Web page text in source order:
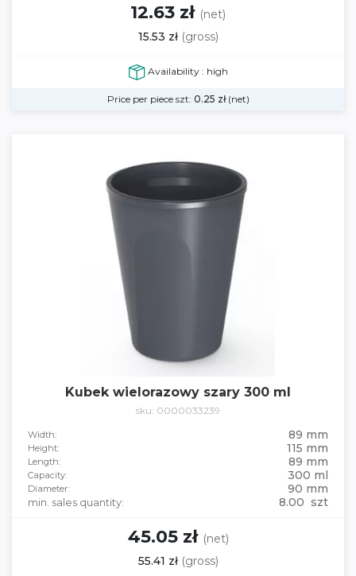
12.63 zł (net)
15.53 zł (gross)
Availability : high
Price per piece szt: 0.25 zł(net)
Kubek wielorazowy szary 300 ml
sku: 0000033239
Width: 89 mm
Height: 115 mm
Length: 89 mm
Capacity: 300 ml
Diameter: 90 mm
min. sales quantity: 8.00 szt
45.05 zł (net)
55.41 zł (gross)